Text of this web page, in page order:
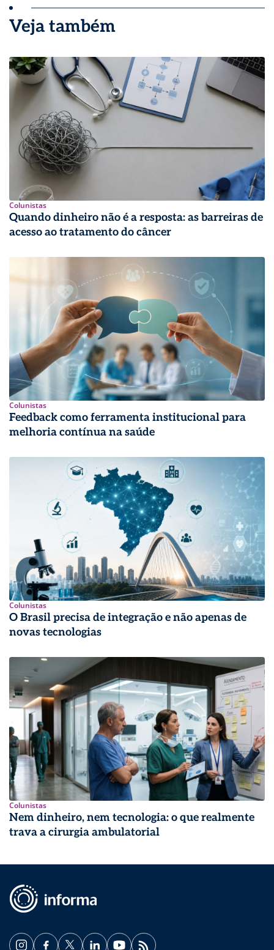
Veja também
Colunistas
Quando dinheiro não é a resposta: as barreiras de
acesso ao tratamento do câncer
Colunistas
Feedback como ferramenta institucional para
melhoria contínua na saúde
Colunistas
O Brasil precisa de integração e não apenas de
novas tecnologias
Colunistas
Nem dinheiro, nem tecnologia: o que realmente
trava a cirurgia ambulatorial